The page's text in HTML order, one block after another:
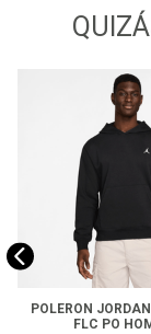
POLERON
FLC PO